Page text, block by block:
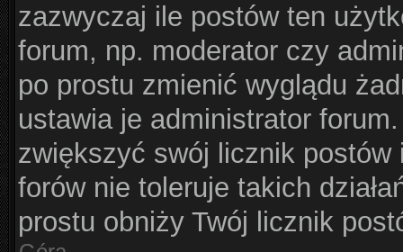
zazwyczaj ile postów ten
forum, np. moderator czy
po prostu zmienić wyglądu
ustawia je administrator
zwiększyć swój licznik
forów nie toleruje takich
prostu obniży Twój licznik